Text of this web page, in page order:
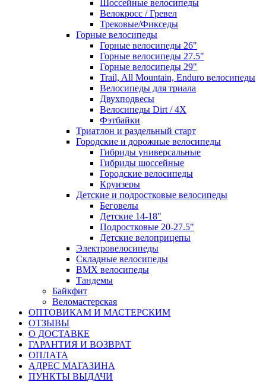
Шоссейные велосипеды
Велокросс / Гревел
Трековые/Фикседы
Горные велосипеды
Горные велосипеды 26"
Горные велосипеды 27.5"
Горные велосипеды 29"
Trail, All Mountain, Enduro велосипеды
Велосипеды для триала
Двухподвесы
Велосипеды Dirt / 4X
Фэтбайки
Триатлон и раздельный старт
Городские и дорожные велосипеды
Гибриды универсальные
Гибриды шоссейные
Городские велосипеды
Круизеры
Детские и подростковые велосипеды
Беговелы
Детские 14-18"
Подростковые 20-27.5"
Детские велоприцепы
Электровелосипеды
Складные велосипеды
BMX велосипеды
Тандемы
Байкфит
Веломастерская
ОПТОВИКАМ И МАСТЕРСКИМ
ОТЗЫВЫ
О ДОСТАВКЕ
ГАРАНТИЯ И ВОЗВРАТ
ОПЛАТА
АДРЕС МАГАЗИНА
ПУНКТЫ ВЫДАЧИ